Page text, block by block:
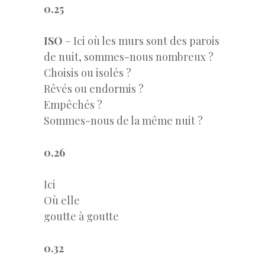
0.25
ISO – Ici où les murs sont des parois
de nuit, sommes-nous nombreux ?
Choisis ou isolés ?
Rêvés ou endormis ?
Empêchés ?
Sommes-nous de la même nuit ?
0.26
Ici
Où elle
goutte à goutte
0.32